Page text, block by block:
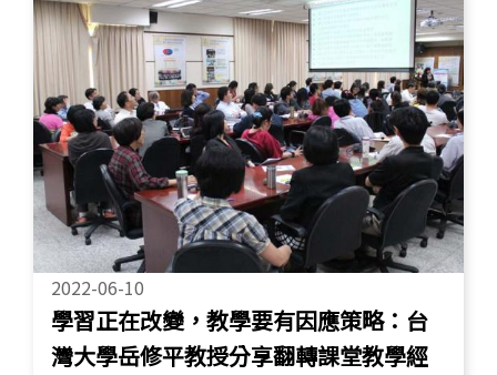
2022-06-10
學習正在改變，教學要有因應策略：台
灣大學岳修平教授分享翻轉課堂教學經